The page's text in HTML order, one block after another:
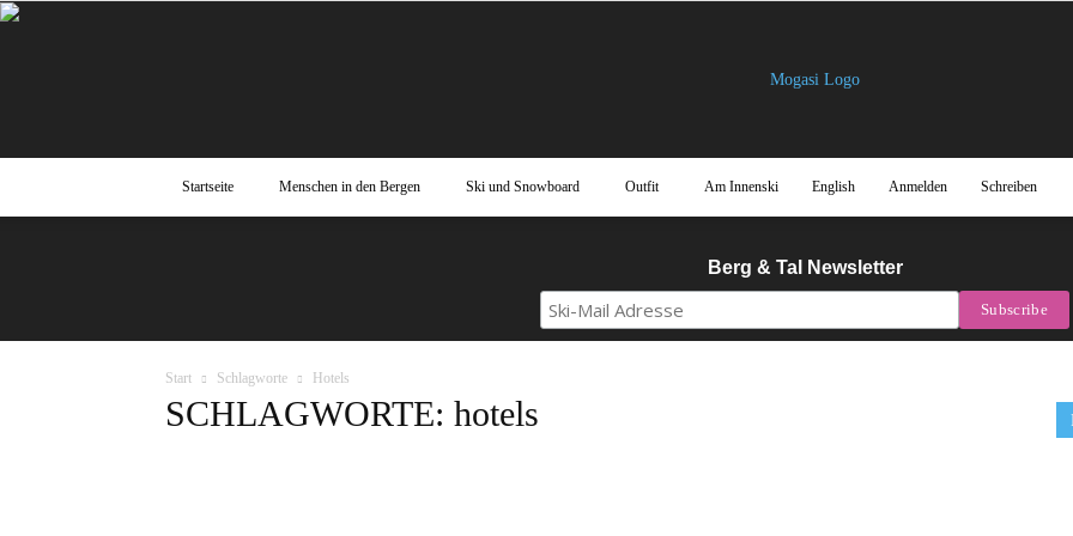
Startseite Menschen in den Bergen Ski und Snowboard Outfit Am Innenski English Anmelden Schreiben
Berg & Tal Newsletter
Start Schlagworte Hotels
SCHLAGWORTE: hotels